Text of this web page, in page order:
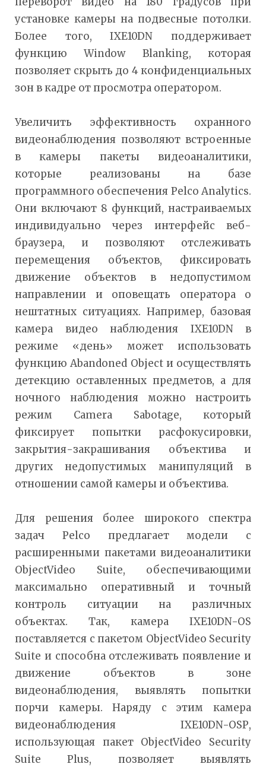
установке камеры на подвесные потолки.
Более того, IXE10DN поддерживает
функцию Window Blanking, которая
позволяет скрыть до 4 конфиденциальных
зон в кадре от просмотра оператором.
Увеличить эффективность охранного
видеонаблюдения позволяют встроенные
в камеры пакеты видеоаналитики,
которые реализованы на базе
программного обеспечения Pelco Analytics.
Они включают 8 функций, настраиваемых
индивидуально через интерфейс веб-
браузера, и позволяют отслеживать
перемещения объектов, фиксировать
движение объектов в недопустимом
направлении и оповещать оператора о
нештатных ситуациях. Например, базовая
камера видео наблюдения IXE10DN в
режиме «день» может использовать
функцию Abandoned Object и осуществлять
детекцию оставленных предметов, а для
ночного наблюдения можно настроить
режим Camera Sabotage, который
фиксирует попытки расфокусировки,
закрытия-закрашивания объектива и
других недопустимых манипуляций в
отношении самой камеры и объектива.
Для решения более широкого спектра
задач Pelco предлагает модели с
расширенными пакетами видеоаналитики
ObjectVideo Suite, обеспечивающими
максимально оперативный и точный
контроль ситуации на различных
объектах. Так, камера IXE10DN-OS
поставляется с пакетом ObjectVideo Security
Suite и способна отслеживать появление и
движение объектов в зоне
видеонаблюдения, выявлять попытки
порчи камеры. Наряду с этим камера
видеонаблюдения IXE10DN-OSР,
использующая пакет ObjectVideo Security
Suite Plus, позволяет выявлять